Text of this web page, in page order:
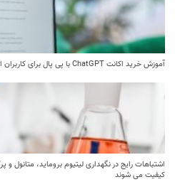
آموزش خرید اکانت ChatGPT با پی پال برای کاربران ایرانی
اشتباهات رایج در نگهداری لیتیوم بروماید،
کیفیت می‌ شوند